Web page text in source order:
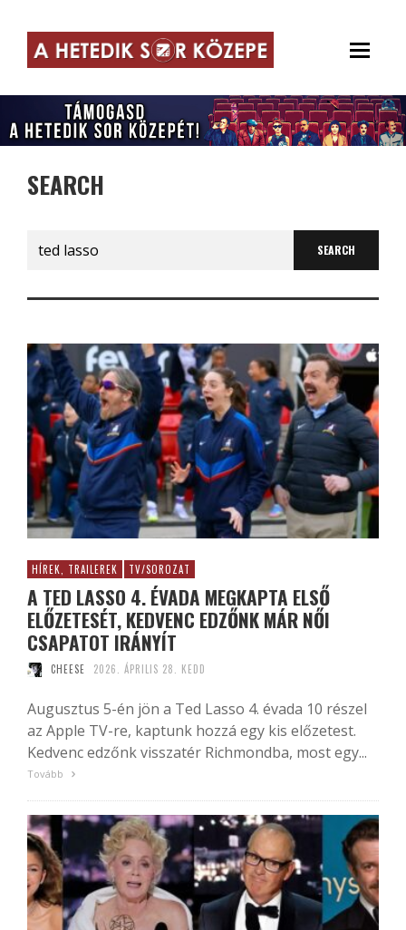
SEARCH
Search
for:
HÍREK, TRAILEREK TV/SOROZAT
A TED LASSO 4. ÉVADA MEGKAPTA ELSŐ
ELŐZETESÉT, KEDVENC EDZŐNK MÁR NŐI
CSAPATOT IRÁNYÍT
CHEESE 2026. ÁPRILIS 28. KEDD
Augusztus 5-én jön a Ted Lasso 4. évada 10 részel
az Apple TV-re, kaptunk hozzá egy kis előzetest.
Kedvenc edzőnk visszatér Richmondba, most egy...
Tovább